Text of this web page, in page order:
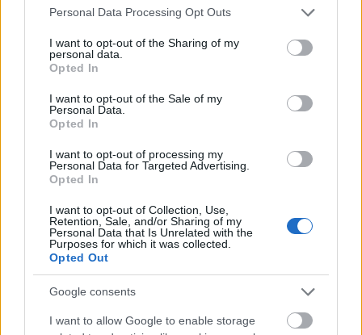
Please note that this website/app uses one or more Google
not limited to your visit or usage behaviour. You may click to
grant or deny consent to Google and its third-party tags to
use your data for below specified purposes in below Google
consent section.
Personal Data Processing Opt Outs
I want to opt-out of the Sharing of my
personal data.
Opted In
I want to opt-out of the Sale of my
Personal Data.
Opted In
I want to opt-out of processing my
Personal Data for Targeted Advertising.
Opted In
I want to opt-out of Collection, Use,
Retention, Sale, and/or Sharing of my
Personal Data that Is Unrelated with the
Purposes for which it was collected.
Opted Out
Google consents
I want to allow Google to enable storage